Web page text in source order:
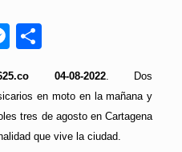
Messenger
04-08-2022. Dos
en moto en la mañana y
tres de agosto en Cartagena
que vive la ciudad.